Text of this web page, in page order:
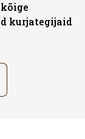
kurjategijaid